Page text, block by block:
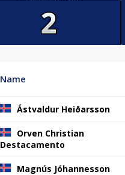
Name
Ástvaldur Heiðarsson
Orven Christian
Destacamento
Magnús Jóhannesson